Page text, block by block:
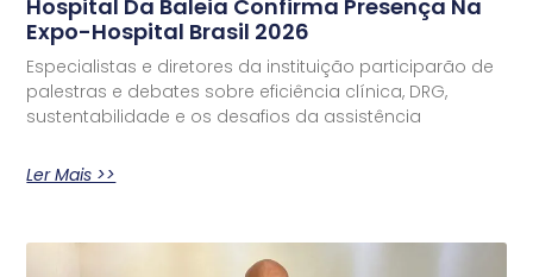
Hospital Da Baleia Confirma Presença Na
Expo-Hospital Brasil 2026
Especialistas e diretores da instituição participarão de
palestras e debates sobre eficiência clínica, DRG,
sustentabilidade e os desafios da assistência
Ler Mais >>